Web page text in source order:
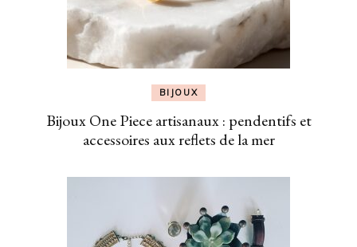
BIJOUX
Bijoux One Piece artisanaux : pendentifs et
accessoires aux reflets de la mer